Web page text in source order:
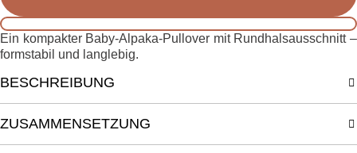
Ein kompakter Baby-Alpaka-Pullover mit Rundhalsausschnitt –
formstabil und langlebig.
BESCHREIBUNG
ZUSAMMENSETZUNG